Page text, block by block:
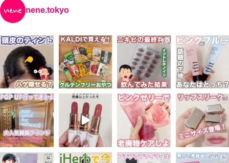
nene.tokyo